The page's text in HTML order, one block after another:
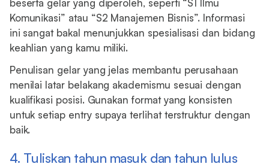
beserta gelar yang diperoleh, seperti “S1 Ilmu
Komunikasi” atau “S2 Manajemen Bisnis”. Informasi
ini sangat bakal menunjukkan spesialisasi dan bidang
keahlian yang kamu miliki.
Penulisan gelar yang jelas membantu perusahaan
menilai latar belakang akademismu sesuai dengan
kualifikasi posisi. Gunakan format yang konsisten
untuk setiap entry supaya terlihat terstruktur dengan
baik.
4. Tuliskan tahun masuk dan tahun lulus